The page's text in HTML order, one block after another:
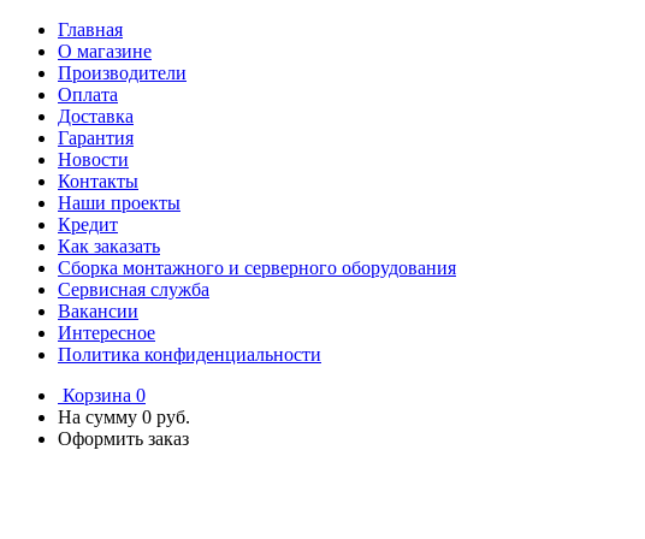
Главная
О магазине
Производители
Оплата
Доставка
Гарантия
Новости
Контакты
Наши проекты
Кредит
Как заказать
Сборка монтажного и серверного оборудования
Сервисная служба
Вакансии
Интересное
Политика конфиденциальности
Корзина 0
На сумму 0 руб.
Оформить заказ